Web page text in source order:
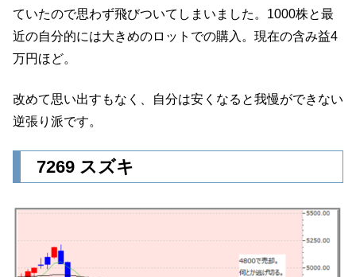
ていたので思わず飛びついてしまいました。1000株と最
近の自分的には大きめのロットでの購入。現在の含み益4
万円ほど。
改めて思い出すもなく、自分は安くなると我慢ができない
逆張り派です。
7269 スズキ